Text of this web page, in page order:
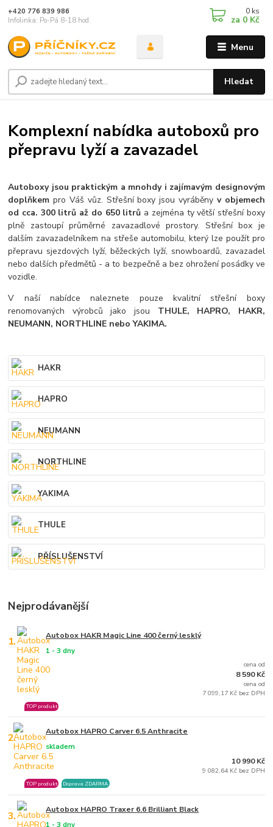
Menu
Hledat
+420 776 839 986
Infolinka: Po-Pá 8-18 hod.
0 ks
za 0 Kč
Komplexní nabídka autoboxů pro
přepravu lyží a zavazadel
Autoboxy jsou praktickým a mnohdy i zajímavým designovým
doplňkem pro Váš vůz. Střešní boxy jsou vyráběny v objemech
od cca. 300 litrů až do 650 litrů a zejména ty větší střešní boxy
plně zastoupí průměrné zavazadlové prostory. Střešní box je
dalším zavazadelníkem na střeše automobilu, který lze použít pro
přepravu sjezdových lyží, běžeckých lyží, snowboardů, zavazadel
nebo dalších předmětů - a to bezpečně a bez ohrožení posádky ve
vozidle.
V naší nabídce naleznete pouze kvalitní střešní boxy
renomovaných výrobců jako jsou THULE, HAPRO, HAKR,
NEUMANN, NORTHLINE nebo YAKIMA.
HAKR
HAPRO
NEUMANN
NORTHLINE
YAKIMA
THULE
PŘÍSLUŠENSTVÍ
Nejprodávanější
1. Autobox HAKR Magic Line 400 černý lesklý
1 - 3 dny
TOP produkt
cena od
8 590 Kč
cena od
7 099,17 Kč bez DPH
2. Autobox HAPRO Carver 6.5 Anthracite
skladem
TOP produkt Doprava ZDARMA
10 990 Kč
9 082,64 Kč bez DPH
3. Autobox HAPRO Traxer 6.6 Brilliant Black
1 - 3 dny